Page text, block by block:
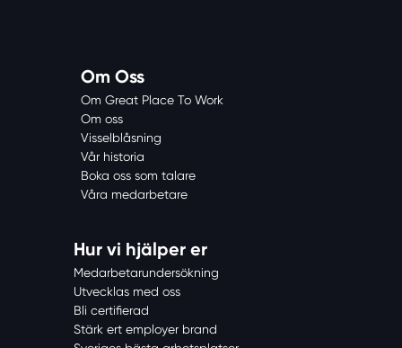
Om Oss
Om Great Place To Work
Om oss
Visselblåsning
Vår historia
Boka oss som talare
Våra medarbetare
Hur vi hjälper er
Medarbetarundersökning
Utvecklas med oss
Bli certifierad
Stärk ert employer brand